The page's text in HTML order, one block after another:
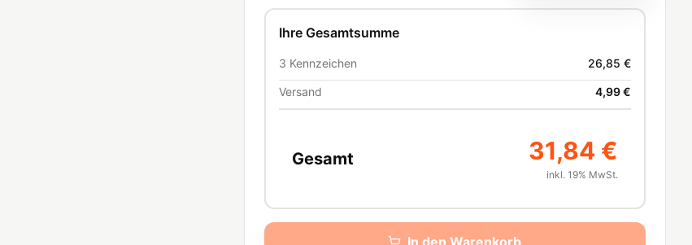
Ihre Gesamtsumme
3 Kennzeichen 26,85 €
Versand 4,99 €
Gesamt 31,84 €
inkl. 19% MwSt.
In den Warenkorb